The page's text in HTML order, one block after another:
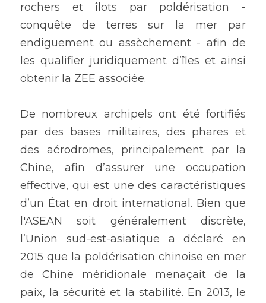
rochers et îlots par poldérisation -
conquête de terres sur la mer par
endiguement ou assèchement - afin de
les qualifier juridiquement d’îles et ainsi
obtenir la ZEE associée.
De nombreux archipels ont été fortifiés
par des bases militaires, des phares et
des aérodromes, principalement par la
Chine, afin d’assurer une occupation
effective, qui est une des caractéristiques
d’un État en droit international. Bien que
l'ASEAN soit généralement discrète,
l’Union sud-est-asiatique a déclaré en
2015 que la poldérisation chinoise en mer
de Chine méridionale menaçait de la
paix, la sécurité et la stabilité. En 2013, le